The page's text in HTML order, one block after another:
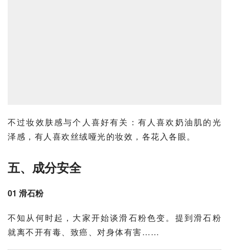
不过妆效肤感与个人喜好有关：有人喜欢奶油肌的光
泽感，有人喜欢丝绒哑光的妆效，各花入各眼。
五、成分安全
01 滑石粉
不知从何时起，大家开始谈滑石粉色变。提到滑石粉
就离不开有毒、致癌、对身体有害……